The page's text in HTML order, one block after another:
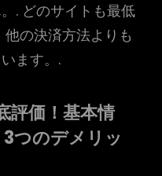
. どのサイトも最低
の決済方法よりも
ます。.
評価！基本情
つのデメリッ